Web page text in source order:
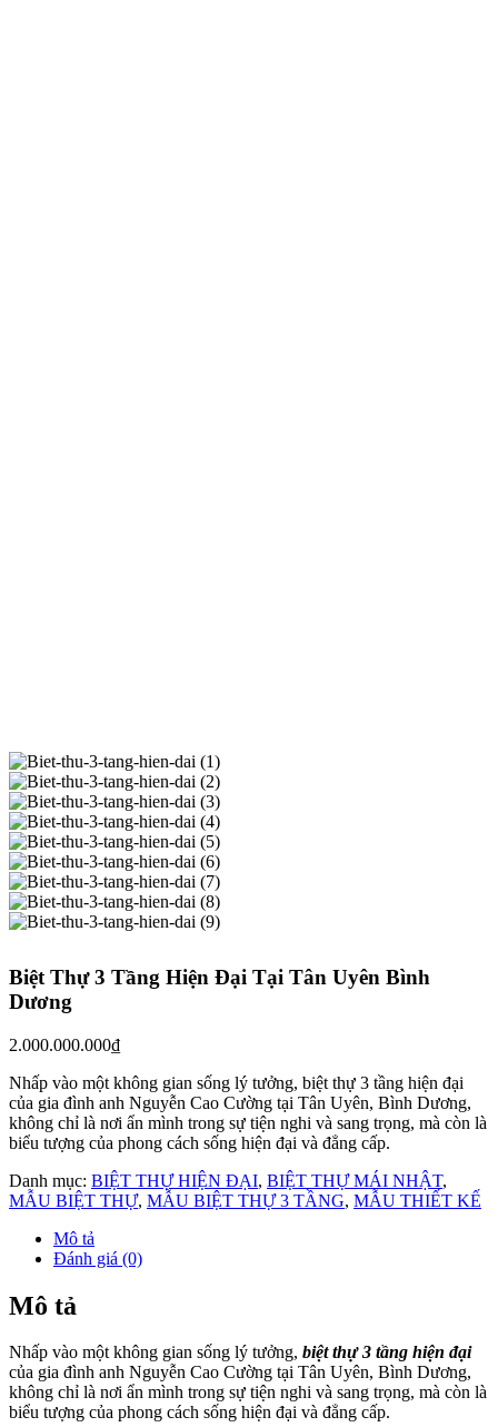
Biệt Thự 3 Tầng Hiện Đại Tại Tân Uyên Bình
Dương
2.000.000.000₫
Nhấp vào một không gian sống lý tưởng, biệt thự 3 tầng hiện đại
của gia đình anh Nguyễn Cao Cường tại Tân Uyên, Bình Dương,
không chỉ là nơi ẩn mình trong sự tiện nghi và sang trọng, mà còn là
biểu tượng của phong cách sống hiện đại và đẳng cấp.
Danh mục: BIỆT THỰ HIỆN ĐẠI, BIỆT THỰ MÁI NHẬT,
MẪU BIỆT THỰ, MẪU BIỆT THỰ 3 TẦNG, MẪU THIẾT KẾ
Mô tả
Đánh giá (0)
Mô tả
Nhấp vào một không gian sống lý tưởng, biệt thự 3 tầng hiện đại
của gia đình anh Nguyễn Cao Cường tại Tân Uyên, Bình Dương,
không chỉ là nơi ẩn mình trong sự tiện nghi và sang trọng, mà còn là
biểu tượng của phong cách sống hiện đại và đẳng cấp.